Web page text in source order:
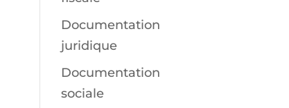
Documentation
juridique
Documentation
sociale